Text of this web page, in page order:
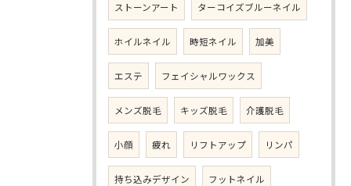
ストーンアート ターコイズブルーネイル
ホイルネイル 時短ネイル 加美
エステ フェイシャルワックス
メンズ脱毛 キッズ脱毛 介護脱毛
小顔 疲れ リフトアップ リンパ
持ち込みデザイン フットネイル